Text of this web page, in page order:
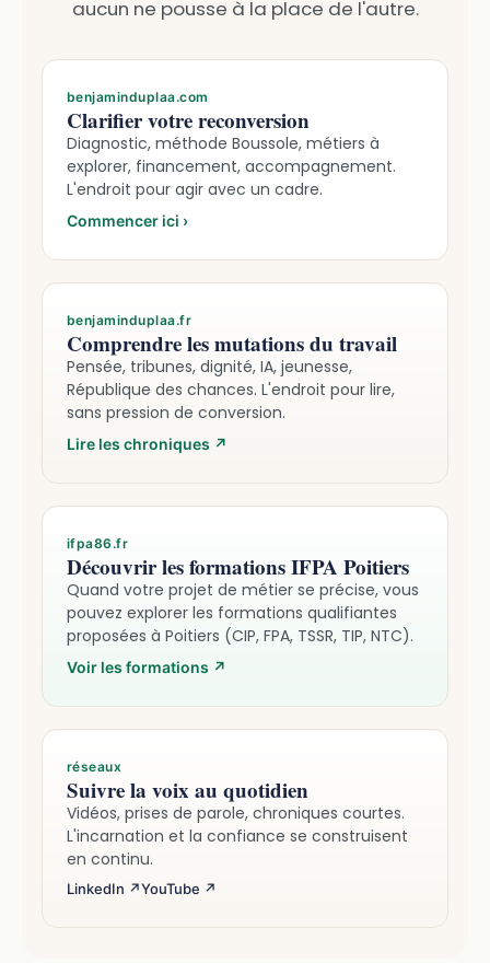
aucun ne pousse à la place de l'autre.
benjaminduplaa.com
Clarifier votre reconversion
Diagnostic, méthode Boussole, métiers à
explorer, financement, accompagnement.
L'endroit pour agir avec un cadre.
Commencer ici ›
benjaminduplaa.fr
Comprendre les mutations du travail
Pensée, tribunes, dignité, IA, jeunesse,
République des chances. L'endroit pour lire,
sans pression de conversion.
Lire les chroniques ↗
ifpa86.fr
Découvrir les formations IFPA Poitiers
Quand votre projet de métier se précise, vous
pouvez explorer les formations qualifiantes
proposées à Poitiers (CIP, FPA, TSSR, TIP, NTC).
Voir les formations ↗
réseaux
Suivre la voix au quotidien
Vidéos, prises de parole, chroniques courtes.
L'incarnation et la confiance se construisent
en continu.
LinkedIn ↗YouTube ↗